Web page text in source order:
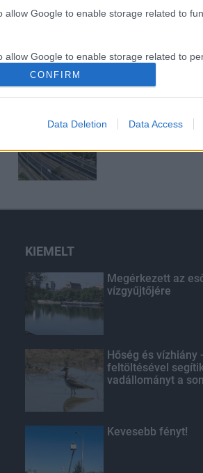
allow Google to enable storage related to
allow Google to enable storage related to
allow Google to enable storage related to
CONFIRM
Data Deletion Data Access
Hódmezővásárhely
Látványos építési
KIEMELT
Megérkezett az
vízgyűjtőjére
Hőség és vízhiány
feltöltésével
vadállományt a
Kevesebb fényt!